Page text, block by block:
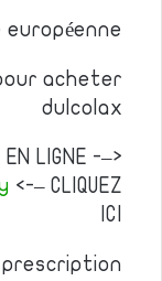
européenne
acheter
dulcolax
EN LIGNE -–>
<-– CLIQUEZ
ICI
prescription